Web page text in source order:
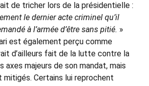
de tricher lors de la présidentielle :
le dernier acte criminel qu’il
à l’armée d’être sans pitié. »
est également perçu comme
d’ailleurs fait de la lutte contre la
axes majeurs de son mandat, mais
mitigés. Certains lui reprochent